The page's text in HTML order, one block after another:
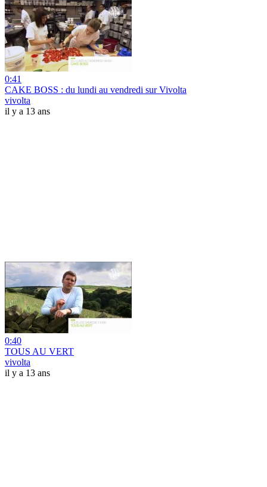
0:41
CAKE BOSS : du lundi au vendredi sur Vivolta
vivolta
il y a 13 ans
0:40
TOUS AU VERT
vivolta
il y a 13 ans